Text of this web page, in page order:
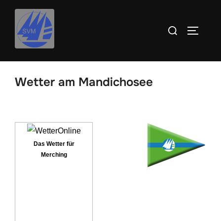
springen
Zum
Inhalt
springen
Suchen
Wetter am Mandichosee
Das Wetter für
Merching